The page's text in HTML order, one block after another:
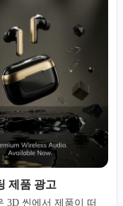
제품 광고
3D 씬에서 제품이 떠